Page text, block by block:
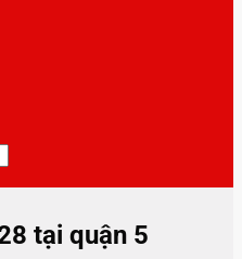
tại quận 5